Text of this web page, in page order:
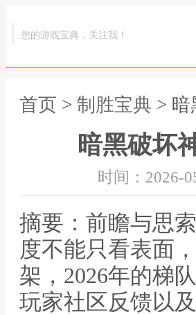
您的游戏宝典，关注我！
首页 > 制胜宝典 > 暗
暗黑破坏
时间：2026-
摘要：前瞻与思
度不能只看表面
架，2026年的梯
玩家社区反馈以